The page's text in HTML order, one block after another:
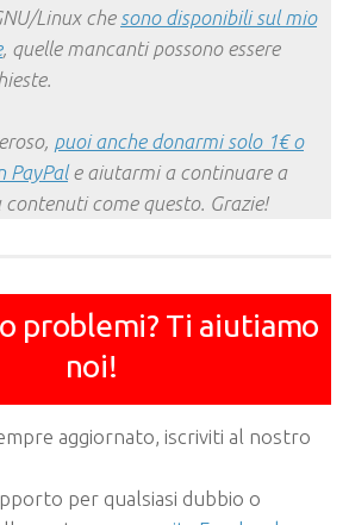
Linux che sono disponibili sul mio
, quelle mancanti possono essere
puoi anche donarmi solo 1€ o
PayPale aiutarmi a continuare a
come questo. Grazie!
problemi? Ti aiutiamo
noi!
aggiornato, iscriviti al nostro
per qualsiasi dubbio o